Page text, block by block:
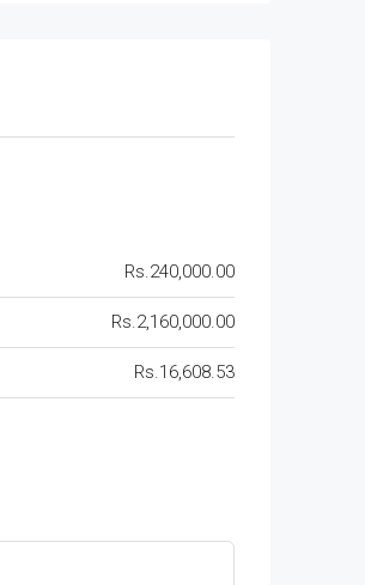
Rs.240,000.00
Rs.2,160,000.00
Rs.16,608.53